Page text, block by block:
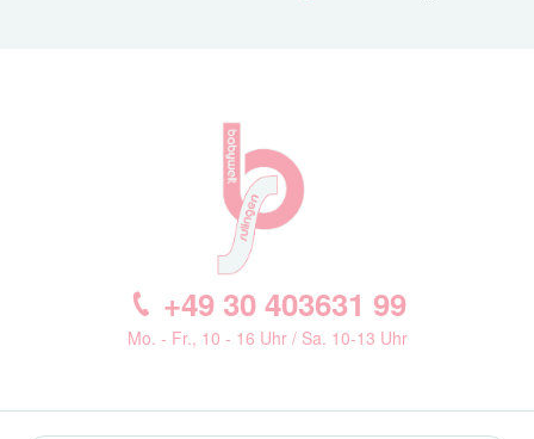
+49 30 403631 99
Mo. - Fr., 10 - 16 Uhr / Sa. 10-13 Uhr